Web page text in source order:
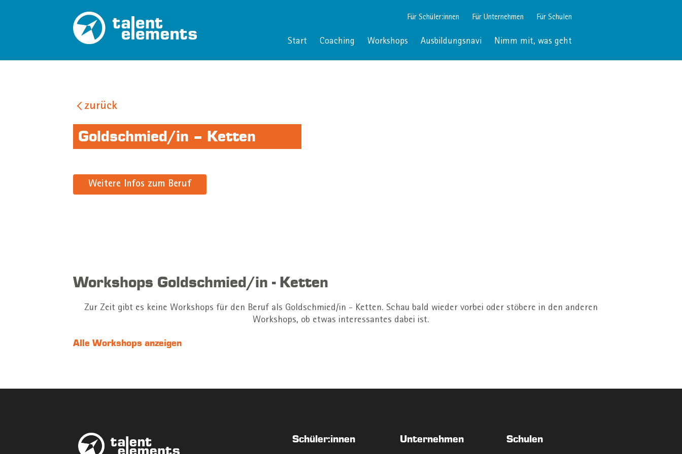
Für Schüler:innen Für Unternehmen Für Schulen
Start Coaching Workshops Ausbildungsnavi Nimm mit, was geht
zurück
Goldschmied/in – Ketten
Weitere Infos zum Beruf
Workshops Goldschmied/in - Ketten
Zur Zeit gibt es keine Workshops für den Beruf als Goldschmied/in - Ketten. Schau bald wieder vorbei oder stöbere in den anderen
Workshops, ob etwas interessantes dabei ist.
Alle Workshops anzeigen
Schüler:innen Unternehmen Schulen